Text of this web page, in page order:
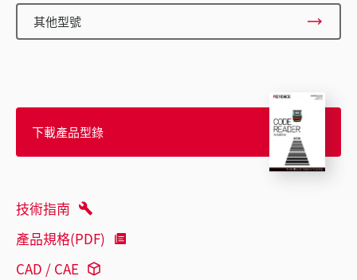
其他型號
下載產品型錄
技術指南
產品規格(PDF)
CAD / CAE